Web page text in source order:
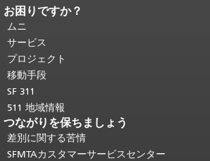
ページコンテンツの終わり。
ジの残りの部分はすべてのページで繰
り返されます。
頭に戻る。
お困りですか？
ムニ
サービス
プロジェクト
移動手段
SF 311
511 地域情報
つながりを保ちましょう
差別に関する苦情
SFMTAカスタマーサービスセンター